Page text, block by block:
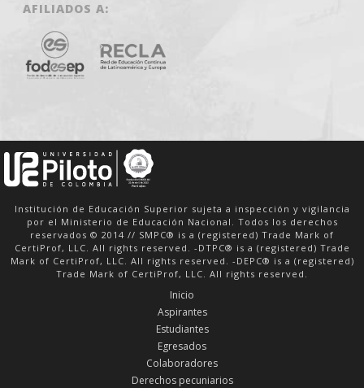
AFILIADOS A:
Institución de Educación Superior sujeta a inspección y vigilancia
por el Ministerio de Educación Nacional. Todos los derechos
reservados © 2014 // SMPC® is a (registered) Trade Mark of
CertiProf, LLC. All rights reserved. -DTPC® is a (registered) Trade
Mark of CertiProf, LLC. All rights reserved. -DEPC® is a (registered)
Trade Mark of CertiProf, LLC. All rights reserved.
Inicio
Aspirantes
Estudiantes
Egresados
Colaboradores
Derechos pecuniarios